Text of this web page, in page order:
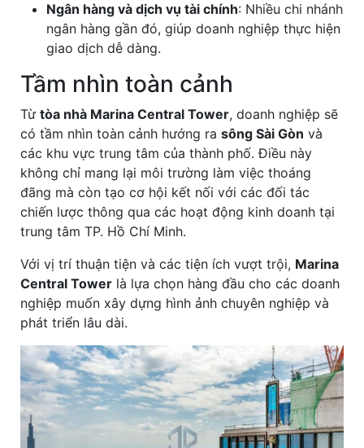
Ngân hàng và dịch vụ tài chính: Nhiều chi nhánh
ngân hàng gần đó, giúp doanh nghiệp thực hiện
giao dịch dễ dàng.
Tầm nhìn toàn cảnh
Từ tòa nhà Marina Central Tower, doanh nghiệp sẽ
có tầm nhìn toàn cảnh hướng ra sông Sài Gòn và
các khu vực trung tâm của thành phố. Điều này
không chỉ mang lại môi trường làm việc thoáng
đãng mà còn tạo cơ hội kết nối với các đối tác
chiến lược thông qua các hoạt động kinh doanh tại
trung tâm TP. Hồ Chí Minh.
Với vị trí thuận tiện và các tiện ích vượt trội, Marina
Central Tower là lựa chọn hàng đầu cho các doanh
nghiệp muốn xây dựng hình ảnh chuyên nghiệp và
phát triển lâu dài.